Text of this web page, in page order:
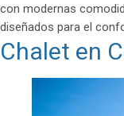
con modernas
diseñados para el
Chalet en